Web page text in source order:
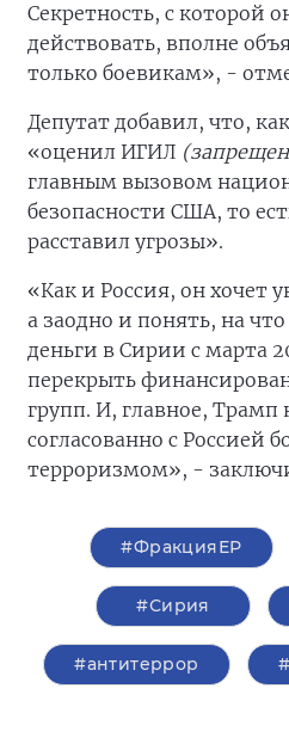
Секретность, с которой
действовать, вполне
только боевикам», -
Депутат добавил, что,
«оценил ИГИЛ
главным вызовом
безопасности США, то
расставил угрозы».
«Как и Россия, он хочет
а заодно и понять, на
деньги в Сирии с марта
перекрыть
групп. И, главное,
согласованно с Россией
терроризмом», -
#ФракцияЕР
#Сирия
#антитеррор